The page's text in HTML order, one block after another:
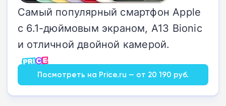
Самый популярный смартфон Apple
с 6.1-дюймовым экраном, A13 Bionic
и отличной двойной камерой.
Посмотреть на Price.ru — от 20 190 руб.